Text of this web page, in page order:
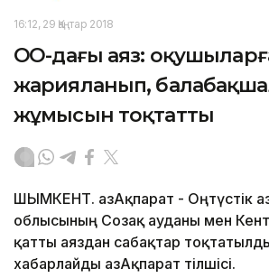
16:12, 29 Қаңтар 2018
ОҚО-дағы аяз:
жарияланып,
жұмысын тоқтатты
ШЫМКЕНТ. ҚазАқпарат - Оңтүстік
облысының Созақ ауданы мен
қатты аяздан сабақтар
хабарлайды ҚазАқпарат тілшісі.